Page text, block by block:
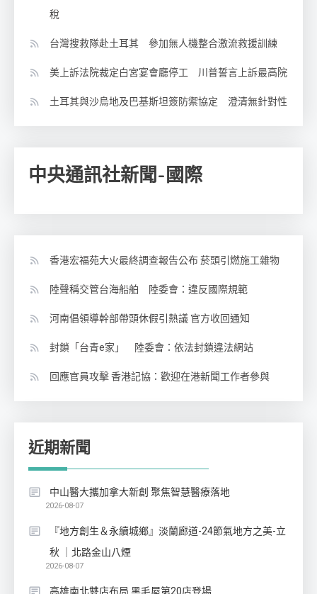
稅
台灣搜救隊赴土耳其 參加無人機整合激流救援訓練
美上訴法院裁定白宮宴會廳停工 川普誓言上訴最高院
土耳其與沙烏地及巴基斯坦簽防禦協定 澄清無針對性
中央通訊社新聞-國際
香港宏福苑大火最終調查報告公布 菸頭引燃施工雜物
陸聲稱交管台海船舶 陸委會：違反國際規範
河南倡領導幹部帶頭休假引熱議 官方收回通知
封鎖「台青e家」 陸委會：依法封鎖違法網站
回應官員攻擊 香港記協：歡迎在港新聞工作者參與
近期新聞
中山醫大攜加拿大新創 聚焦智慧醫療落地
2026-08-07
『地方創生＆永續城鄉』淡蘭廊道-24節氣地方之美-立
秋 ｜北路金山八煙
2026-08-07
高雄南北雙店布局 黑毛屋第20店登場